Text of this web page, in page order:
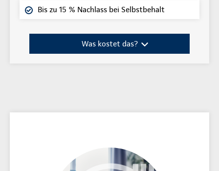
Bis zu 15 % Nachlass bei Selbstbehalt
Was kostet das?